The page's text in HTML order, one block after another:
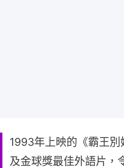
1993年上映的《霸王
及金球獎最佳外語片，